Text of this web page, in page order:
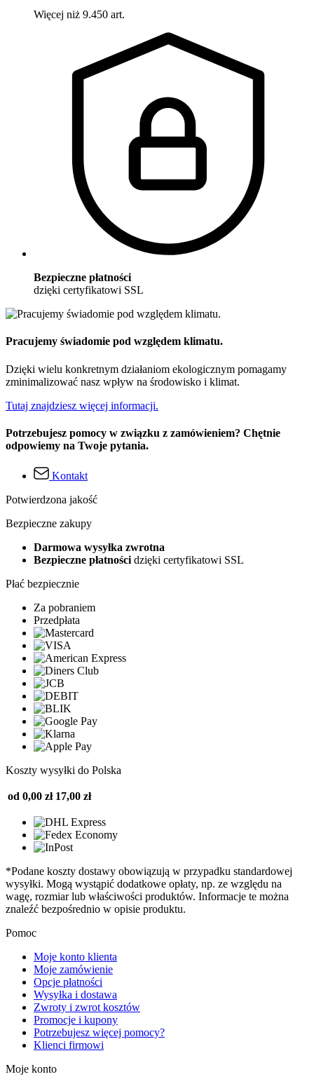
Więcej niż 9.450 art.
Bezpieczne płatności
dzięki certyfikatowi SSL
Pracujemy świadomie pod względem klimatu.
Dzięki wielu konkretnym działaniom ekologicznym pomagamy
zminimalizować nasz wpływ na środowisko i klimat.
Tutaj znajdziesz więcej informacji.
Potrzebujesz pomocy w związku z zamówieniem? Chętnie
odpowiemy na Twoje pytania.
Kontakt
Potwierdzona jakość
Bezpieczne zakupy
Darmowa wysyłka zwrotna
Bezpieczne płatności dzięki certyfikatowi SSL
Płać bezpiecznie
Za pobraniem
Przedpłata
Koszty wysyłki do Polska
od 0,00 zł 17,00 zł
*Podane koszty dostawy obowiązują w przypadku standardowej
wysyłki. Mogą wystąpić dodatkowe opłaty, np. ze względu na
wagę, rozmiar lub właściwości produktów. Informacje te można
znaleźć bezpośrednio w opisie produktu.
Pomoc
Moje konto klienta
Moje zamówienie
Opcje płatności
Wysyłka i dostawa
Zwroty i zwrot kosztów
Promocje i kupony
Potrzebujesz więcej pomocy?
Klienci firmowi
Moje konto